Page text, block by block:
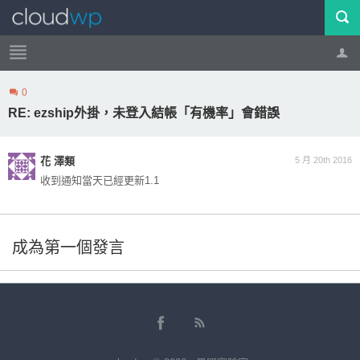
帳號 登出
0
RE: ezship外掛，未登入結帳「有機率」會錯誤
5 月 20th 2016
花 澤類
收到通知當天已經更新1.1
成為第一個發言